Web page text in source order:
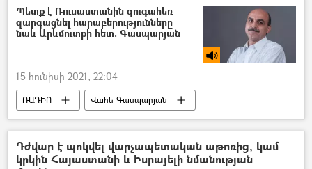
Լևոն Տեր–Պետրոսյան
Ազգային ժողովի ընտրություններ
Պետք է Ռուսաստանին զուգահեռ
զարգացնել հարաբերությունները
նաև Արևմուտքի հետ. Գասպարյան
15 հունիսի 2021, 22:04
ՌԱԴԻՈ
Վահե Գասպարյան
Ընտրություններ
Դժվար է պոկվել վարչապետական աթոռից, կամ
կրկին Հայաստանի և Իսրայելի նմանության